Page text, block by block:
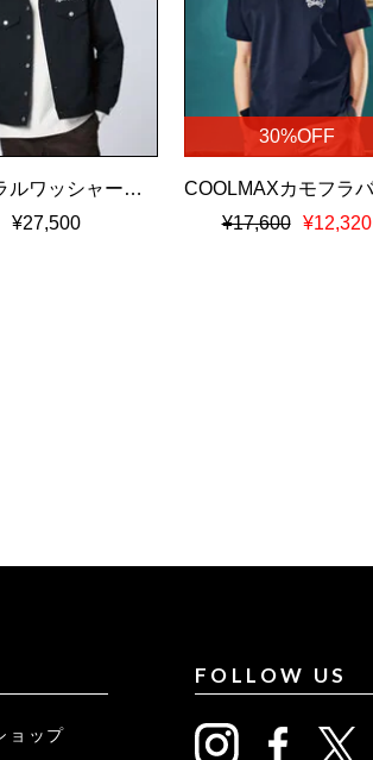
ナチュラルワッシャーツイル トラッカージャケット
¥27,500
30%OFF
¥17,600
¥12,320
ョップ
FOLLOW US